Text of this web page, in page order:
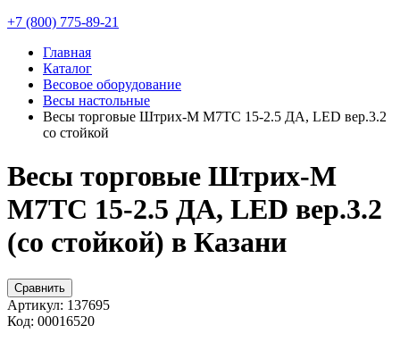
+7 (800) 775-89-21
Главная
Каталог
Весовое оборудование
Весы настольные
Весы торговые Штрих-М М7ТC 15-2.5 ДА, LED вер.3.2
со стойкой
Весы торговые Штрих-М
М7ТC 15-2.5 ДА, LED вер.3.2
(со стойкой) в Казани
Сравнить
Артикул: 137695
Код: 00016520